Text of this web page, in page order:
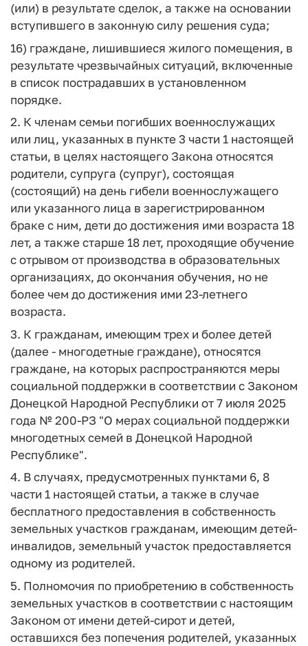
(или) в результате сделок, а также на основании
вступившего в законную силу решения суда;
16) граждане, лишившиеся жилого помещения, в
результате чрезвычайных ситуаций, включенные
в список пострадавших в установленном
порядке.
2. К членам семьи погибших военнослужащих
или лиц, указанных в пункте 3 части 1 настоящей
статьи, в целях настоящего Закона относятся
родители, супруга (супруг), состоящая
(состоящий) на день гибели военнослужащего
или указанного лица в зарегистрированном
браке с ним, дети до достижения ими возраста 18
лет, а также старше 18 лет, проходящие обучение
с отрывом от производства в образовательных
организациях, до окончания обучения, но не
более чем до достижения ими 23-летнего
возраста.
3. К гражданам, имеющим трех и более детей
(далее - многодетные граждане), относятся
граждане, на которых распространяются меры
социальной поддержки в соответствии с Законом
Донецкой Народной Республики от 7 июля 2025
года № 200-РЗ "О мерах социальной поддержки
многодетных семей в Донецкой Народной
Республике".
4. В случаях, предусмотренных пунктами 6, 8
части 1 настоящей статьи, а также в случае
бесплатного предоставления в собственность
земельных участков гражданам, имеющим детей-
инвалидов, земельный участок предоставляется
одному из родителей.
5. Полномочия по приобретению в собственность
земельных участков в соответствии с настоящим
Законом от имени детей-сирот и детей,
оставшихся без попечения родителей, указанных